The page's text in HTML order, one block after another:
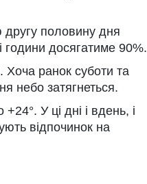
другу половину дня
години досягатиме 90%.
Хоча ранок суботи та
небо затягнеться.
У ці дні і вдень, і
відпочинок на